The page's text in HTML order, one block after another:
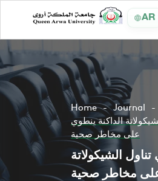
AR
Home
Journal
الداكنة ينطوي
على مخاطر صحية
الشيكولاتة
على مخاطر صحية